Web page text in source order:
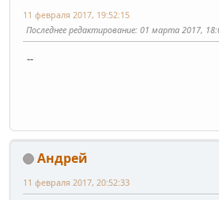
11 февраля 2017, 19:52:15
Последнее редактирование: 01 марта 2017,
--
Андрей
11 февраля 2017, 20:52:33